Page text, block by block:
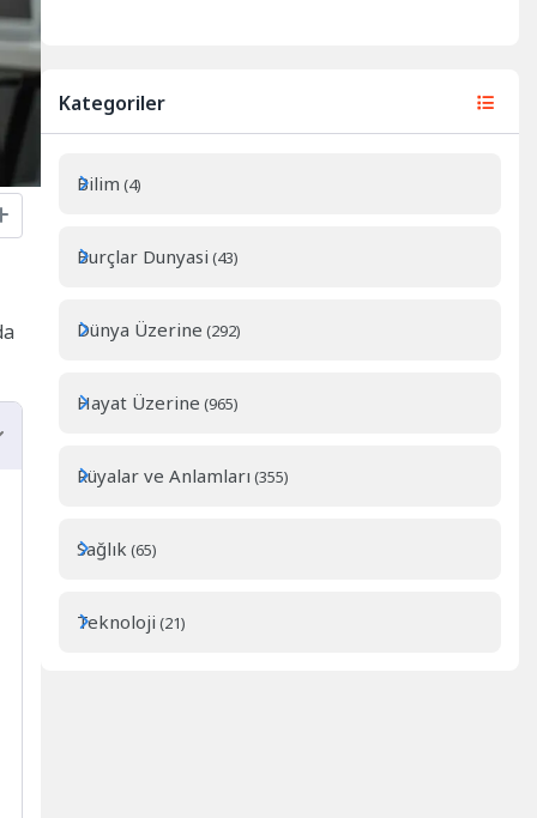
Kategoriler
Bilim (4)
Burçlar Dunyasi (43)
Dünya Üzerine (292)
Hayat Üzerine (965)
Rüyalar ve Anlamları (355)
Sağlık (65)
Teknoloji (21)